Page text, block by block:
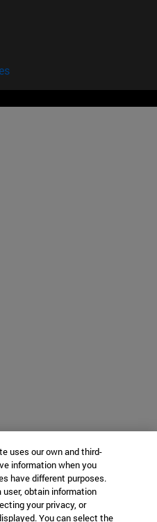
uses our own and third-
information when you
have different purposes.
obtain information
your privacy, or
You can select the